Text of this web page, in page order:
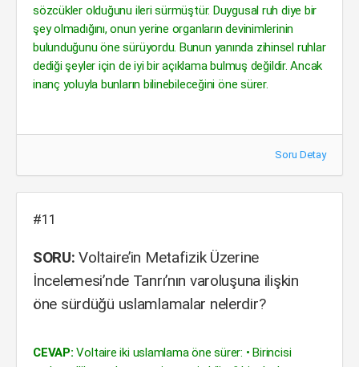
sözcükler olduğunu ileri sürmüştür. Duygusal ruh diye bir
şey olmadığını, onun yerine organların devinimlerinin
bulunduğunu öne sürüyordu. Bunun yanında zihinsel ruhlar
dediği şeyler için de iyi bir açıklama bulmuş değildir. Ancak
inanç yoluyla bunların bilinebileceğini öne sürer.
Soru Detay
#11
SORU: Voltaire’in Metafizik Üzerine
İncelemesi’nde Tanrı’nın varoluşuna ilişkin
öne sürdüğü uslamlamalar nelerdir?
CEVAP: Voltaire iki uslamlama öne sürer: • Birincisi